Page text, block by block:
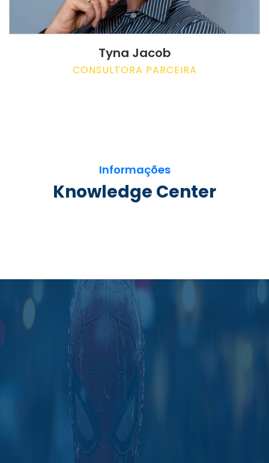
Tyna Jacob
CONSULTORA PARCEIRA
Informações
Knowledge Center